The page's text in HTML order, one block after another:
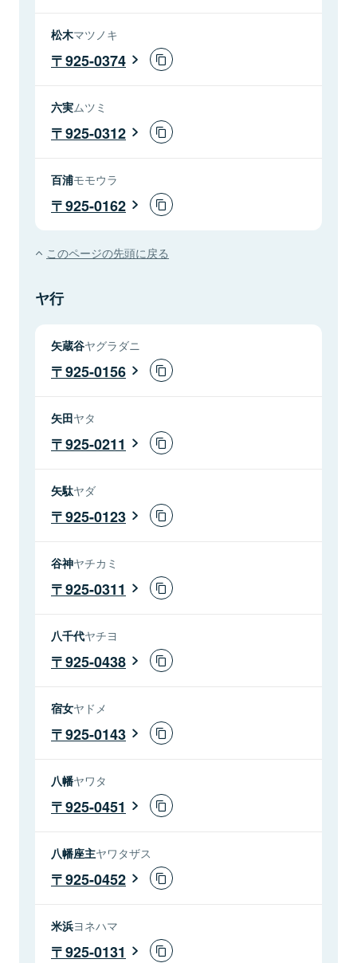
松木マツノキ
925-0374
六実ムツミ
925-0312
百浦モモウラ
925-0162
このページの先頭に戻る
ヤ行
矢蔵谷ヤグラダニ
925-0156
矢田ヤタ
925-0211
矢駄ヤダ
925-0123
谷神ヤチカミ
925-0311
八千代ヤチヨ
925-0438
宿女ヤドメ
925-0143
八幡ヤワタ
925-0451
八幡座主ヤワタザス
925-0452
米浜ヨネハマ
925-0131